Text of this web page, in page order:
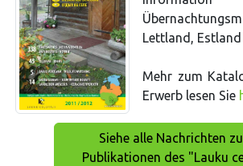
Lettland,
Mehr zum
Erwerb lesen Sie
Siehe alle Nachrichten
Publikationen des "Lauku